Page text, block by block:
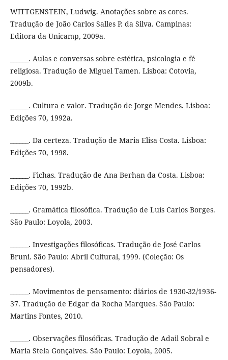
WITTGENSTEIN, Ludwig. Anotações sobre as cores.
Tradução de João Carlos Salles P. da Silva. Campinas:
Editora da Unicamp, 2009a.
______. Aulas e conversas sobre estética, psicologia e fé
religiosa. Tradução de Miguel Tamen. Lisboa: Cotovia,
2009b.
______. Cultura e valor. Tradução de Jorge Mendes. Lisboa:
Edições 70, 1992a.
______. Da certeza. Tradução de Maria Elisa Costa. Lisboa:
Edições 70, 1998.
______. Fichas. Tradução de Ana Berhan da Costa. Lisboa:
Edições 70, 1992b.
______. Gramática filosófica. Tradução de Luís Carlos Borges.
São Paulo: Loyola, 2003.
______. Investigações filosóficas. Tradução de José Carlos
Bruni. São Paulo: Abril Cultural, 1999. (Coleção: Os
pensadores).
______. Movimentos de pensamento: diários de 1930-32/1936-
37. Tradução de Edgar da Rocha Marques. São Paulo:
Martins Fontes, 2010.
______. Observações filosóficas. Tradução de Adail Sobral e
Maria Stela Gonçalves. São Paulo: Loyola, 2005.